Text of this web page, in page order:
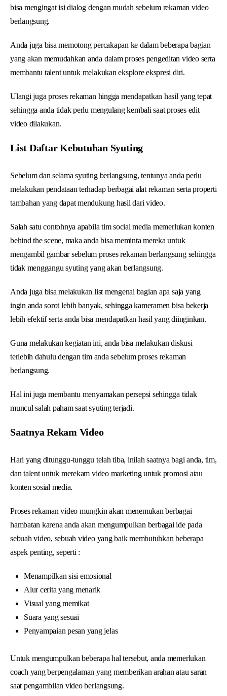
bisa mengingat isi dialog dengan mudah sebelum rekaman video
berlangsung.
Anda juga bisa memotong percakapan ke dalam beberapa bagian
yang akan memudahkan anda dalam proses pengeditan video serta
membantu talent untuk melakukan eksplore ekspresi diri.
Ulangi juga proses rekaman hingga mendapatkan hasil yang tepat
sehingga anda tidak perlu mengulang kembali saat proses edit
video dilakukan.
List Daftar Kebutuhan Syuting
Sebelum dan selama syuting berlangsung, tentunya anda perlu
melakukan pendataan terhadap berbagai alat rekaman serta properti
tambahan yang dapat mendukung hasil dari video.
Salah satu contohnya apabila tim social media memerlukan konten
behind the scene, maka anda bisa meminta mereka untuk
mengambil gambar sebelum proses rekaman berlangsung sehingga
tidak menggangu syuting yang akan berlangsung.
Anda juga bisa melakukan list mengenai bagian apa saja yang
ingin anda sorot lebih banyak, sehingga kameramen bisa bekerja
lebih efektif serta anda bisa mendapatkan hasil yang diinginkan.
Guna melakukan kegiatan ini, anda bisa melakukan diskusi
terlebih dahulu dengan tim anda sebelum proses rekaman
berlangsung.
Hal ini juga membantu menyamakan persepsi sehingga tidak
muncul salah paham saat syuting terjadi.
Saatnya Rekam Video
Hari yang ditunggu-tunggu telah tiba, inilah saatnya bagi anda, tim,
dan talent untuk merekam video marketing untuk promosi atau
konten sosial media.
Proses rekaman video mungkin akan menemukan berbagai
hambatan karena anda akan mengumpulkan berbagai ide pada
sebuah video, sebuah video yang baik membutuhkan beberapa
aspek penting, seperti :
Menampilkan sisi emosional
Alur cerita yang menarik
Visual yang memikat
Suara yang sesuai
Penyampaian pesan yang jelas
Untuk mengumpulkan beberapa hal tersebut, anda memerlukan
coach yang berpengalaman yang memberikan arahan atau saran
saat pengambilan video berlangsung.